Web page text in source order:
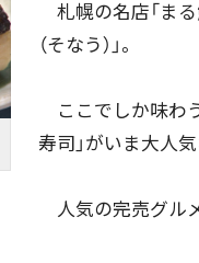
札幌の名店「まる
（そなう）」。
ここでしか味わ
寿司」がいま大人気
人気の完売グル
道南 道東